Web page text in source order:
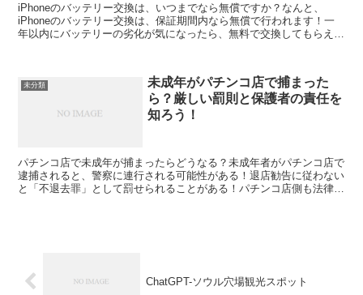
iPhoneのバッテリー交換は、いつまでなら無償ですか？なんと、
iPhoneのバッテリー交換は、保証期間内なら無償で行われます！一
年以内にバッテリーの劣化が気になったら、無料で交換してもらえる
未分類
未成年がパチンコ店で捕まった
ら？厳しい罰則と保護者の責任を
知ろう！
パチンコ店で未成年が捕まったらどうなる？未成年者がパチンコ店で
逮捕されると、警察に連行される可能性がある！退店勧告に従わない
と「不退去罪」として罰せられることがある！パチンコ店側も法律上
ChatGPT-ソウル穴場観光スポット